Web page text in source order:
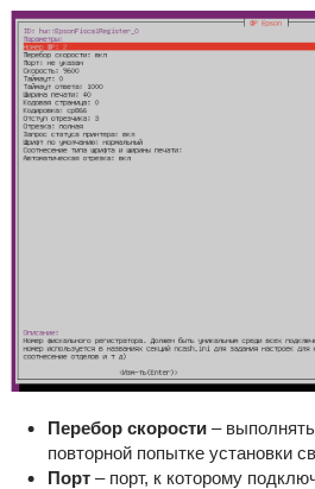
Перебор скорости– выполнять
повторной попытке установки
Порт– порт, к которому